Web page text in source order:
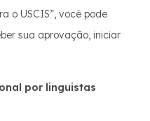
o USCIS”, você pode
sua aprovação, iniciar
por linguistas